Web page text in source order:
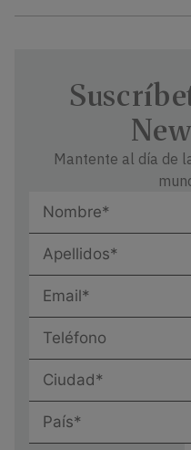
Mantente al día de